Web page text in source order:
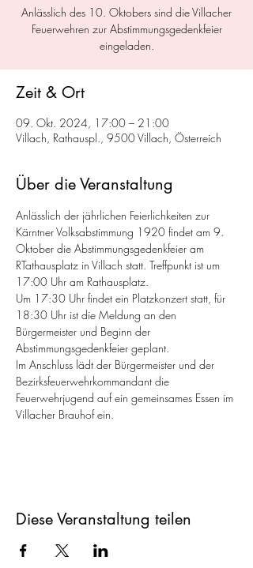
Anlässlich des 10. Oktobers sind die Villacher
Feuerwehren zur Abstimmungsgedenkfeier
eingeladen.
Zeit & Ort
09. Okt. 2024, 17:00 – 21:00
Villach, Rathauspl., 9500 Villach, Österreich
Über die Veranstaltung
Anlässlich der jährlichen Feierlichkeiten zur
Kärntner Volksabstimmung 1920 findet am 9.
Oktober die Abstimmungsgedenkfeier am
RTathausplatz in Villach statt. Treffpunkt ist um
17:00 Uhr am Rathausplatz.
Um 17:﻿﻿﻿30 Uhr findet ein Platzkonzert statt, für
18:30 Uhr ist die Meldung an den
Bürgermeister und Beginn der
Abstimmungsgedenkfeier geplant.
Im Anschluss lädt der Bürgermeister und der
Bezirksfeuerwehrkommandant die
Feuerwehrjugend auf ein gemeinsames Essen im
Villacher Brauhof ein.
Diese Veranstaltung teilen